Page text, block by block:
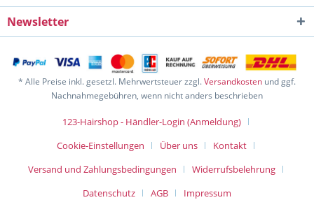
Newsletter
* Alle Preise inkl. gesetzl. Mehrwertsteuer zzgl.Versandkosten und ggf.
Nachnahmegebühren, wenn nicht anders beschrieben
123-Hairshop - Händler-Login (Anmeldung)
Cookie-Einstellungen
Über uns
Kontakt
Versand und Zahlungsbedingungen
Widerrufsbelehrung
Datenschutz
AGB Impressum